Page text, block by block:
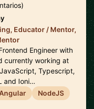
Educator / Mentor,
Engineer with
currently working at
Typescript,
and Ioni…
NodeJS